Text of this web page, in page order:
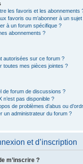
les favoris et les abonnements
favoris ou m’abonner à un
à un forum spécifique ?
abonnements ?
autorisées sur ce forum ?
toutes mes pièces jointes ?
de forum de discussions ?
n’est pas disponible ?
de problèmes d’abus ou
un administrateur du forum ?
et d’inscription
m’inscrire ?